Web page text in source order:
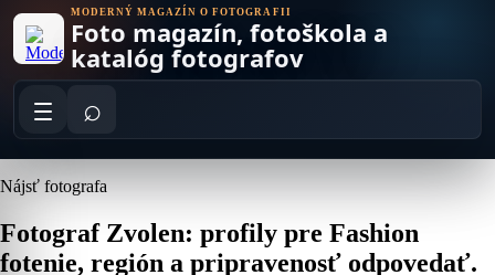
content
MODERNÝ MAGAZÍN O FOTOGRAFII
Foto magazín, fotoškola a
katalóg fotografov
⌕
Nájsť fotografa
Fotograf Zvolen: profily pre Fashion
fotenie, región a pripravenosť odpovedať.